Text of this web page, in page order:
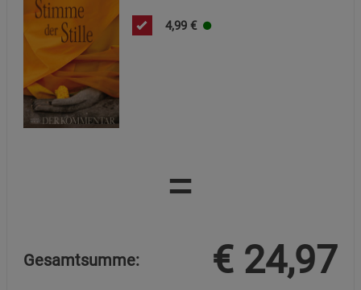
4,99 €
=
Gesamtsumme: € 24,97
Marketing Cookies (3)
Beschreibung Marketing Cookies